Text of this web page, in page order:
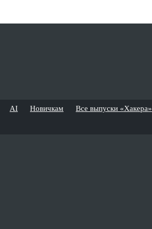
AI Новичкам Все выпуски «Хакера»